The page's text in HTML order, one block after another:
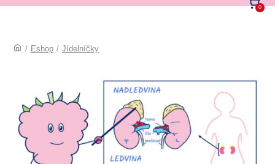
0
/ Eshop / Jídelníčky